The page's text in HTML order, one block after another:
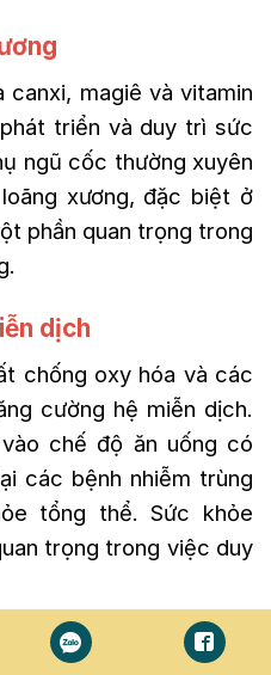
canxi, magiê và vitamin
triển và duy trì sức
ngũ cốc thường xuyên
xương, đặc biệt ở
phần quan trọng trong
dịch
chống oxy hóa và các
cường hệ miễn dịch.
chế độ ăn uống có
các bệnh nhiễm trùng
tổng thể. Sức khỏe
trọng trong việc duy